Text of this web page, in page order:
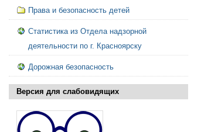
Права и безопасность детей
Статистика из Отдела надзорной
деятельности по г. Красноярску
Дорожная безопасность
Версия для слабовидящих